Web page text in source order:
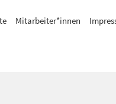
Mitarbeiter*innen